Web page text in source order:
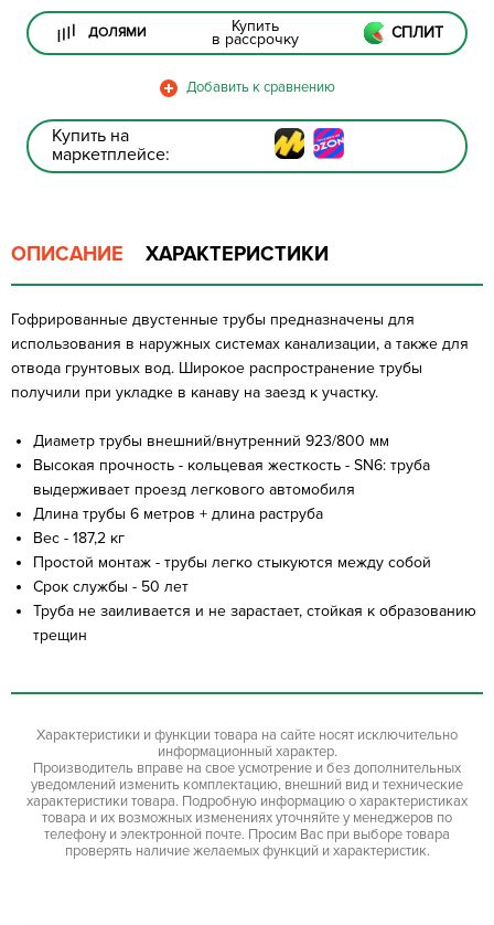
ДОЛЯМИ Купить
в рассрочку СПЛИТ
Купить на
маркетплейсе:
ОПИСАНИЕ ХАРАКТЕРИСТИКИ
Гофрированные двустенные трубы предназначены для
использования в наружных системах канализации, а также для
отвода грунтовых вод. Широкое распространение трубы
получили при укладке в канаву на заезд к участку.
Диаметр трубы внешний/внутренний 923/800 мм
Высокая прочность - кольцевая жесткость - SN6: труба
выдерживает проезд легкового автомобиля
Длина трубы 6 метров + длина раструба
Вес - 187,2 кг
Простой монтаж - трубы легко стыкуются между собой
Срок службы - 50 лет
Труба не заиливается и не зарастает, стойкая к образованию
трещин
Характеристики и функции товара на сайте носят исключительно
информационный характер.
Производитель вправе на свое усмотрение и без дополнительных
уведомлений изменить комплектацию, внешний вид и технические
характеристики товара. Подробную информацию о характеристиках
товара и их возможных изменениях уточняйте у менеджеров по
телефону и электронной почте. Просим Вас при выборе товара
проверять наличие желаемых функций и характеристик.